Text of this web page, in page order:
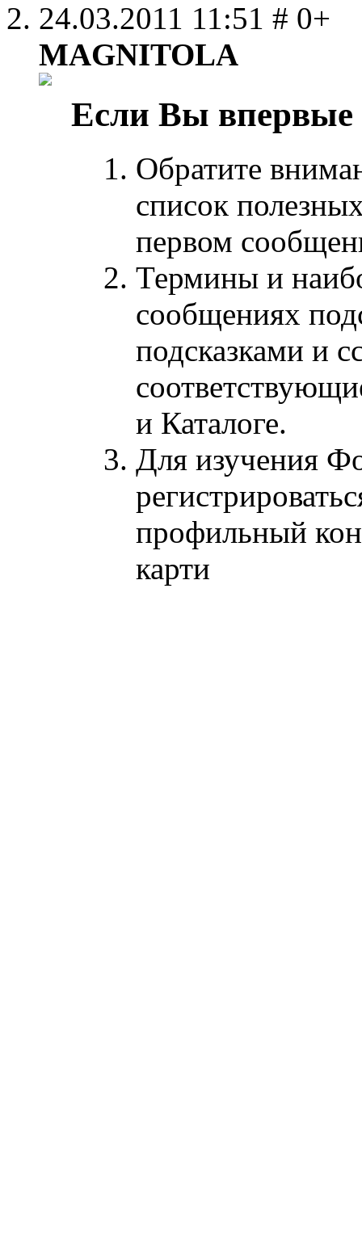
24.03.2011 11:51 # 0+
MAGNITOLA
Если Вы
Обратите
список
первом
Термины и
сообщениях
подсказками и
и Каталоге.
Для изучения
профильный
карти